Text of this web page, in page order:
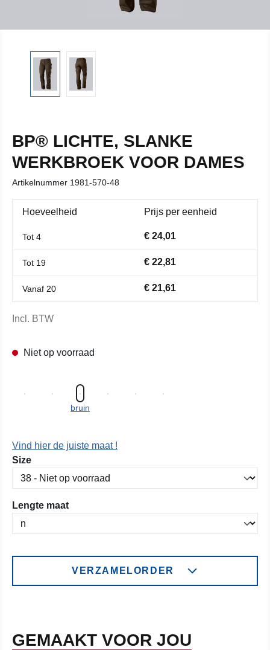
BP® LICHTE, SLANKE
WERKBROEK VOOR DAMES
Artikelnummer 1981-570-48
Hoeveelheid Prijs per eenheid
Tot 4 € 24,01
Tot 19 € 22,81
Vanaf 20 € 21,61
Incl. BTW
Niet op voorraad
bruin
Vind hier de juiste maat !
Selecteer
Size
Selecteer
Lengte maat
VERZAMELORDER
GEMAAKT VOOR JOU